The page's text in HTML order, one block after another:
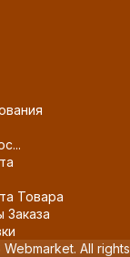
Товара
Заказа
All